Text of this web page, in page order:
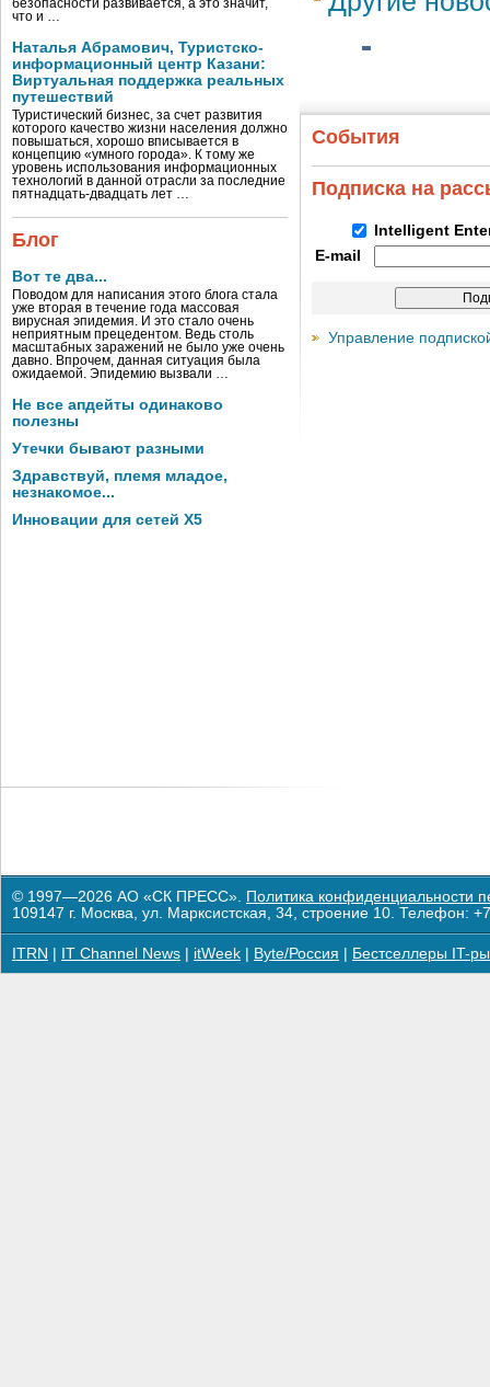
безопасности развивается, а это значит,
что и …
Наталья Абрамович, Туристско-
информационный центр Казани:
Виртуальная поддержка реальных
путешествий
Туристический бизнес, за счет развития
которого качество жизни населения должно
повышаться, хорошо вписывается в
концепцию «умного города». К тому же
уровень использования информационных
технологий в данной отрасли за последние
пятнадцать-двадцать лет …
Блог
Вот те два...
Поводом для написания этого блога стала
уже вторая в течение года массовая
вирусная эпидемия. И это стало очень
неприятным прецедентом. Ведь столь
масштабных заражений не было уже очень
давно. Впрочем, данная ситуация была
ожидаемой. Эпидемию вызвали …
Не все апдейты одинаково
полезны
Утечки бывают разными
Здравствуй, племя младое,
незнакомое...
Инновации для сетей X5
События
Подписка на
Intelligent
E-mail
Управление
© 1997—2026 АО «СК ПРЕСС». Политика конфиденциальности
109147 г. Москва, ул. Марксистская, 34, строение 10. Телефон:
ITRN IT Channel News itWeek Byte/Россия Бестселлеры IT-